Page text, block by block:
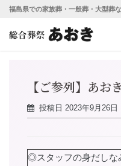
福島県での家族葬・一般葬・大型葬な
【ご参列】あお
投稿日 2023年9月26日
◎スタッフの身だしな